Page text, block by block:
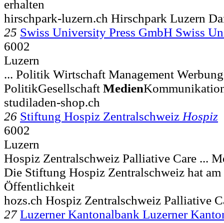
erhalten
hirschpark-luzern.ch Hirschpark Luzern
25 Swiss University Press GmbH Swiss
6002
Luzern
... Politik Wirtschaft Management
PolitikGesellschaft Medien
studiladen-shop.ch
26 Stiftung Hospiz Zentralschweiz Hospiz
6002
Luzern
Hospiz Zentralschweiz Palliative Care ...
Die Stiftung Hospiz Zentralschweiz hat am
Öffentlichkeit
hozs.ch Hospiz Zentralschweiz Palliative
27 Luzerner Kantonalbank Luzerner